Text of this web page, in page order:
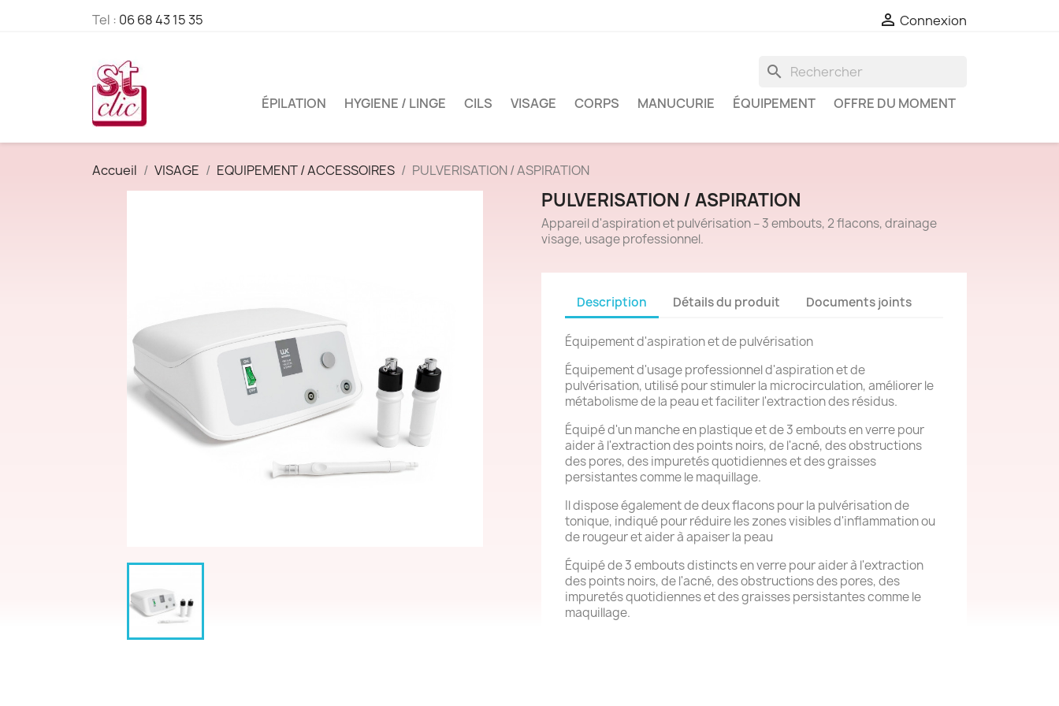
Tel : 06 68 43 15 35  Connexion
search
ÉPILATION HYGIENE / LINGE CILS VISAGE CORPS MANUCURIE ÉQUIPEMENT OFFRE DU MOMENT
Accueil VISAGE EQUIPEMENT / ACCESSOIRES PULVERISATION / ASPIRATION
PULVERISATION / ASPIRATION
Appareil d'aspiration et pulvérisation – 3 embouts, 2 flacons, drainage
visage, usage professionnel.
Description Détails du produit Documents joints
Équipement d'aspiration et de pulvérisation
Équipement d'usage professionnel d'aspiration et de
pulvérisation, utilisé pour stimuler la microcirculation, améliorer le
métabolisme de la peau et faciliter l'extraction des résidus.
Équipé d'un manche en plastique et de 3 embouts en verre pour
aider à l'extraction des points noirs, de l'acné, des obstructions
des pores, des impuretés quotidiennes et des graisses
persistantes comme le maquillage.
Il dispose également de deux flacons pour la pulvérisation de
tonique, indiqué pour réduire les zones visibles d'inflammation ou
de rougeur et aider à apaiser la peau
Équipé de 3 embouts distincts en verre pour aider à l'extraction
des points noirs, de l'acné, des obstructions des pores, des
impuretés quotidiennes et des graisses persistantes comme le
maquillage.